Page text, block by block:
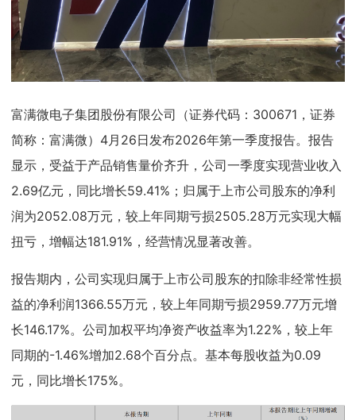
富满微电子集团股份有限公司（证券代码：300671，证券
简称：富满微）4月26日发布2026年第一季度报告。报告
显示，受益于产品销售量价齐升，公司一季度实现营业收入
2.69亿元，同比增长59.41%；归属于上市公司股东的净利
润为2052.08万元，较上年同期亏损2505.28万元实现大幅
扭亏，增幅达181.91%，经营情况显著改善。
报告期内，公司实现归属于上市公司股东的扣除非经常性损
益的净利润1366.55万元，较上年同期亏损2959.77万元增
长146.17%。公司加权平均净资产收益率为1.22%，较上年
同期的-1.46%增加2.68个百分点。基本每股收益为0.09
元，同比增长175%。